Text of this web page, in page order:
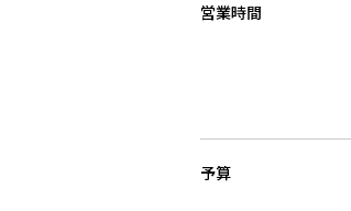
営業時間
予算